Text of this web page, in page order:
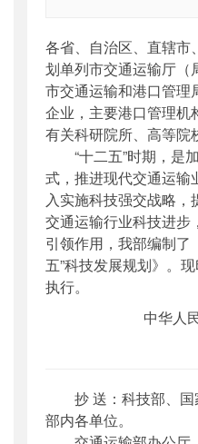
交科技发
公开日期：2011年07
主题词：
交
机构分类：科技司
主题分类：
综合规划
公文类型：部文件
各省、自治区、直辖市
划单列市交通运输厅（
市交通运输和港口管理
企业，主要港口管理机
有关科研院所、高等院
“十二五”时期，是
式，推进现代交通运输
入实施科技强交战略
交通运输行业科技进步
引领作用，我部编制了
五”科技发展规划》。
执行。
中华人
抄 送：科技部、国
部内各单位。